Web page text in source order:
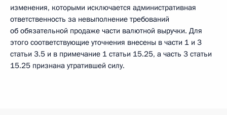
изменения, которыми исключается административная
ответственность за невыполнение требований
об обязательной продаже части валютной выручки. Для
этого соответствующие уточнения внесены в части 1 и 3
статьи 3.5 и в примечание 1 статьи 15.25, а часть 3 статьи
15.25 признана утратившей силу.